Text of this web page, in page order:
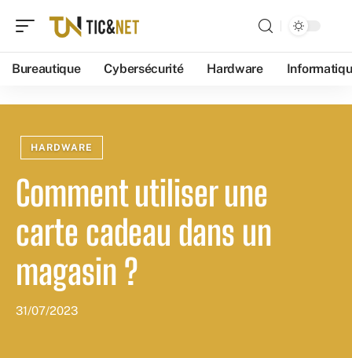
Bureautique Cybersécurité Hardware
HARDWARE
Comment utiliser une
carte cadeau dans un
magasin ?
31/07/2023